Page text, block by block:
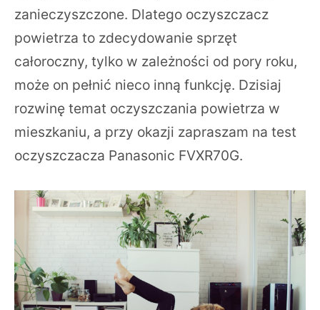
zanieczyszczone. Dlatego oczyszczacz
powietrza to zdecydowanie sprzęt
całoroczny, tylko w zależności od pory roku,
może on pełnić nieco inną funkcję. Dzisiaj
rozwinę temat oczyszczania powietrza w
mieszkaniu, a przy okazji zapraszam na test
oczyszczacza Panasonic FVXR70G.